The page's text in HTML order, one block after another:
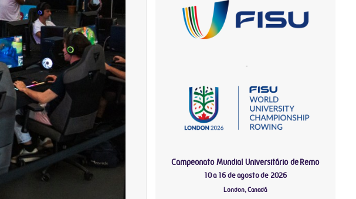
-
Campeonato Mundial Universitário de Remo
10 a 16 de agosto de 2026
London, Canadá